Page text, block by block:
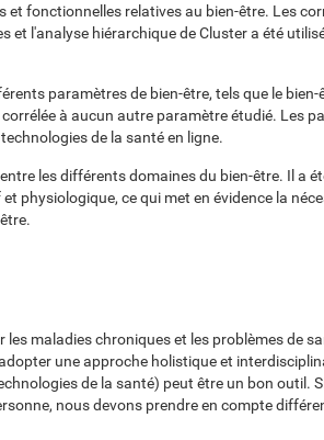
et fonctionnelles relatives au bien-être. Les
et l'analyse hiérarchique de Cluster a été
paramètres de bien-être, tels que le
à aucun autre paramètre étudié. Les
de la santé en ligne.
les différents domaines du bien-être. Il a
physiologique, ce qui met en évidence la
les maladies chroniques et les problèmes de
une approche holistique et
de la santé) peut être un bon outil.
nous devons prendre en compte